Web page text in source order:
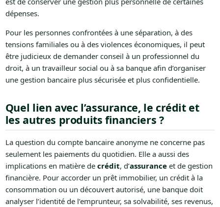
dépenses.
Pour les personnes confrontées à une séparation, à des
tensions familiales ou à des violences économiques, il peut
être judicieux de demander conseil à un professionnel du
droit, à un travailleur social ou à sa banque afin d’organiser
une gestion bancaire plus sécurisée et plus confidentielle.
Quel lien avec l’assurance, le crédit et
les autres produits financiers ?
La question du compte bancaire anonyme ne concerne pas
seulement les paiements du quotidien. Elle a aussi des
implications en matière de crédit, d’assuranceet de gestion
financière. Pour accorder un prêt immobilier, un crédit à la
consommation ou un découvert autorisé, une banque doit
analyser l’identité de l’emprunteur, sa solvabilité, ses revenus,